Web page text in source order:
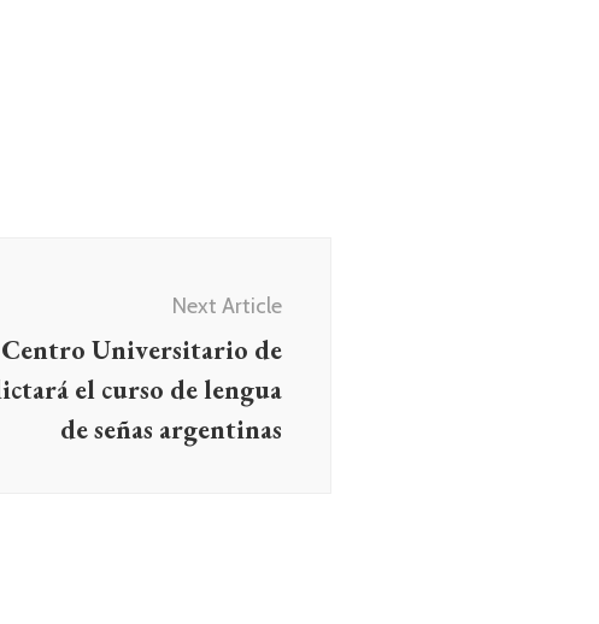
Next Article
Universitario de
el curso de lengua
de señas argentinas